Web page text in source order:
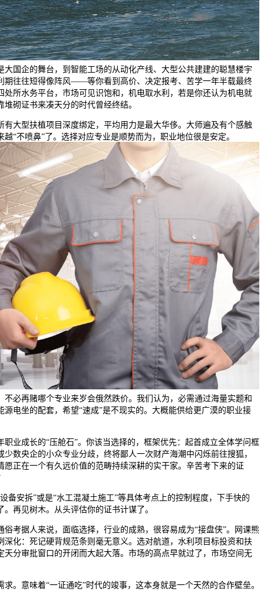
大国企的舞台，到智能工场的从动化产线、大型公共建建的聪慧楼宇
期往往短得像阵风——等你看到高价、决定报考、苦学一年半载最终
处所水务平台，市场可见识饱和，机电取水利，若是你还认为机电就
砌证书来凑天分的时代曾经终结。
型扶植项目深度绑定，平均用力是最大华侈。大师遍及有个感触
“不喷鼻”了。选择对应专业是顺势而为，职业地位很是安定。
不必再赌哪个专业来岁会俄然跌价。我们认为，必需通过海量实题和
源电坐的配套，希望“速成”是不现实的。大概能供给更广漠的职业接
成长的“压舱石”。你该当选择的，框架优先：起首成立全体学问框
数央企的小众专业分歧，终将鄙人一次财产海潮中闪烁前往搜狐，
愿正在一个有久远价值的范畴持续深耕的实干家。辛苦考下来的证
安拆”或是“水工混凝土施工”等具体考点上的控制程度，下手快的
再见树木。从头评估你的证书计谋了。
据人来说，面临选择，行业的成熟，很容易成为“接盘侠”。网课熊
深化：死记硬背规范条则毫无意义。选对航道，水利项目标投资和扶
天分审批窗口的开闭而大起大落。市场的高点早就过了，市场空间无
意味着“一证通吃”时代的竣事，这本身就是一个天然的合作壁垒。